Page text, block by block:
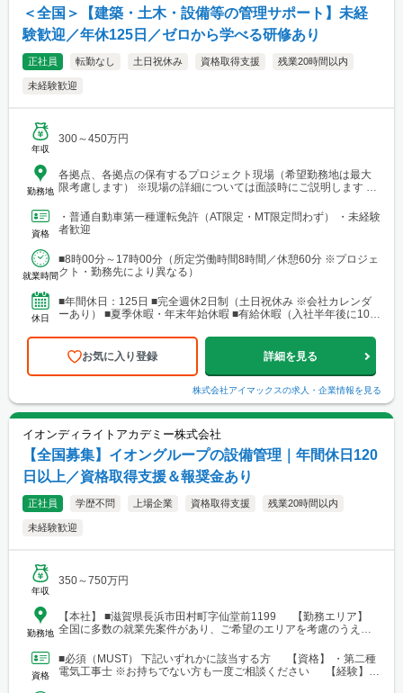
＜全国＞【建築・土木・設備等の管理サポート】未経
験歓迎／年休125日／ゼロから学べる研修あり
正社員 転勤なし 土日祝休み 資格取得支援 残業20時間以内
未経験歓迎
年収
300～450万円
勤務地
各拠点、各拠点の保有するプロジェクト現場（希望勤務地は最大
限考慮します） ※現場の詳細については面談時にご説明します
渋谷区代々木2-23-1 ニューステートメナー1055 └アクセス：京王
線「新宿駅」から徒歩5分 ※東京都を中心とした首都圏のほか、栃
木・群馬・茨城・埼玉・山梨・千葉・神奈川などに関東圏内の現
7-4（アーケード内） 宮城商事ビル4F ※宮城県エリアのほか、青
森・岩手・秋田・山形・福島などに現場あり ■北日本支店 札
北10条西3丁目13 NKエルムビル1F └アクセス：地下鉄「北12条
駅」徒歩3分、JR「札幌駅」徒歩9分 ※札幌を中心とした道央圏の
ど）に現場あり。 ■関西支店 神戸営業所 兵庫県神戸市中央区東
町122-2 港都ビル8階 └アクセス：「三宮・花時計前駅」から徒歩
2分、「三宮駅」から徒歩8分 ※関西、近畿圏を中心としたエリア
のほか、西日本（九州・四国・中国）にも現場あり。 ■関西
支店 大阪事務所 大阪府大阪市北区梅田1-1-3-500 大阪駅前第3ビル
5階10号 └アクセス：阪急電鉄「大阪梅田駅」、御堂筋線「梅田
駅」、JR「大阪駅」よりアクセス良好 ※関西、近畿圏を中心とし
たエリアのほか、東海・北陸エリアにも現場あり。
資格
・普通自動車第一種運転免許（AT限定・MT限定問わず） ・未経験
者歓迎
就業時間
■8時00分～17時00分（所定労働時間8時間／休憩60分 ※プロジェ
クト・勤務先により異なる）
休日
■年間休日：125日 ■完全週休2日制（土日祝休み ※会社カレンダ
ーあり） ■夏季休暇・年末年始休暇 ■有給休暇（入社半年後に10日
お気に入り登録 詳細を見る
株式会社アイマックスの求人・企業情報を見る
イオンディライトアカデミー株式会社
【全国募集】イオングループの設備管理｜年間休日120
日以上／資格取得支援＆報奨金あり
正社員 学歴不問 上場企業 資格取得支援 残業20時間以内
未経験歓迎
年収
350～750万円
勤務地
【本社】 ■滋賀県長浜市田村町字仙堂前1199 【勤務エリア】
全国に多数の就業先案件があり、ご希望のエリアを考慮のうえ配
す。 ■北海道 ■東北 └仙台市 ■関東 └東京23区 └町田・立
川・調布・西東京 └横浜・川崎・相模原・海老名・厚木 └千葉・
船橋・市川・柏・浦安・市原 └さいたま・川越・越谷・久喜・三
資格
■必須（MUST） 下記いずれかに該当する方 【資格】 ・第二種
電気工事士 ※お持ちでない方も一度ご相談ください 【経験】